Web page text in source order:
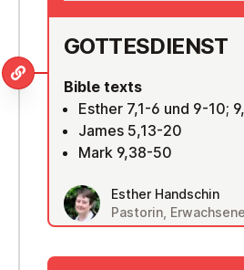
GOTTES­DI­ENST
Bible texts
Esther 7,1-6 und 9-10;
James 5,13-20
Mark 9,38-50
Esther Handschin
Pastorin,